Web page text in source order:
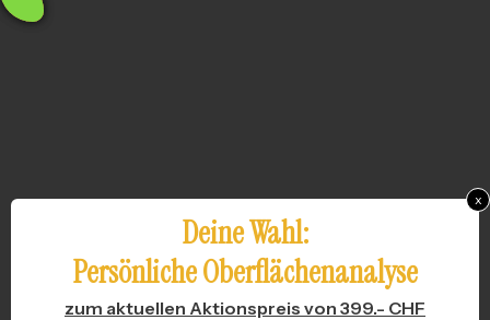
Deine Wahl:
Persönliche Oberflächenanalyse
zum aktuellen Aktionspreis von 399.- CHF
x